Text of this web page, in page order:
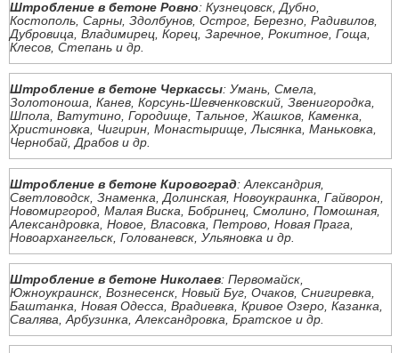
Штробление в бетоне Ровно: Кузнецовск, Дубно,
Костополь, Сарны, Здолбунов, Острог, Березно, Радивилов,
Дубровица, Владимирец, Корец, Заречное, Рокитное, Гоща,
Клесов, Степань и др.
Штробление в бетоне Черкассы: Умань, Смела,
Золотоноша, Канев, Корсунь-Шевченковский, Звенигородка,
Шпола, Ватутино, Городище, Тальное, Жашков, Каменка,
Христиновка, Чигирин, Монастырище, Лысянка, Маньковка,
Чернобай, Драбов и др.
Штробление в бетоне Кировоград: Александрия,
Светловодск, Знаменка, Долинская, Новоукраинка, Гайворон,
Новомиргород, Малая Виска, Бобринец, Смолино, Помошная,
Александровка, Новое, Власовка, Петрово, Новая Прага,
Новоархангельск, Голованевск, Ульяновка и др.
Штробление в бетоне Николаев: Первомайск,
Южноукраинск, Вознесенск, Новый Буг, Очаков, Снигиревка,
Баштанка, Новая Одесса, Врадиевка, Кривое Озеро, Казанка,
Свалява, Арбузинка, Александровка, Братское и др.